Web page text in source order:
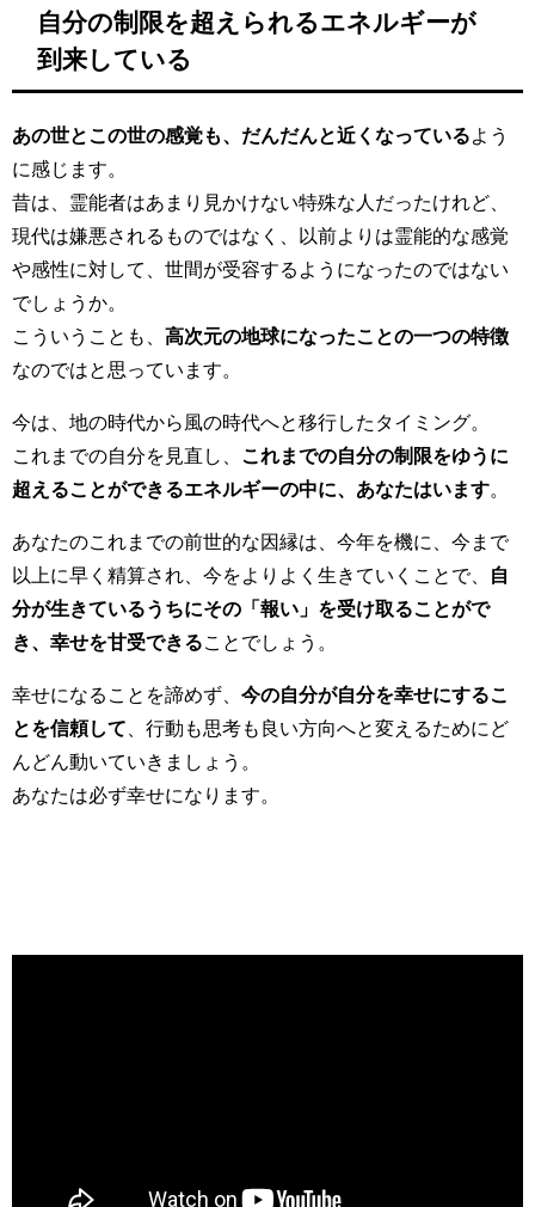
自分の制限を超えられるエネルギーが
到来している
あの世とこの世の感覚も、だんだんと近くなっている よう
に感じます。
昔は、霊能者はあまり見かけない特殊な人だったけれど、
現代は嫌悪されるものではなく、以前よりは霊能的な感覚
や感性に対して、世間が受容するようになったのではない
でしょうか。
こういうことも、 高次元の地球になったことの一つの特徴
なのではと思っています。
今は、地の時代から風の時代へと移行したタイミング。
これまでの自分を見直し、
これまでの自分の制限をゆうに
超えることができるエネルギーの中に、あなたはいます
あなたのこれまでの前世的な因縁は、今年を機に、今まで
以上に早く精算され、今をよりよく生きていくことで、
自
分が生きているうちにその「報い」を受け取ることがで
き、幸せを甘受できる ことでしょう。
幸せになることを諦めず、 今の自分が自分を幸せにするこ
とを信頼して 、行動も思考も良い方向へと変えるためにど
んどん動いていきましょう。
あなたは必ず幸せになります。